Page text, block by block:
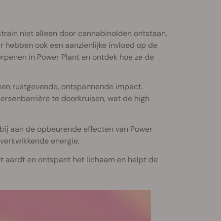
niet alleen door cannabinoïden ontstaan.
hebben ook een aanzienlijke invloed op de
in Power Plant en ontdek hoe ze de
rustgevende, ontspannende impact.
te doorkruisen, wat de high
aan de opbeurende effecten van Power
energie.
en ontspant het lichaam en helpt de